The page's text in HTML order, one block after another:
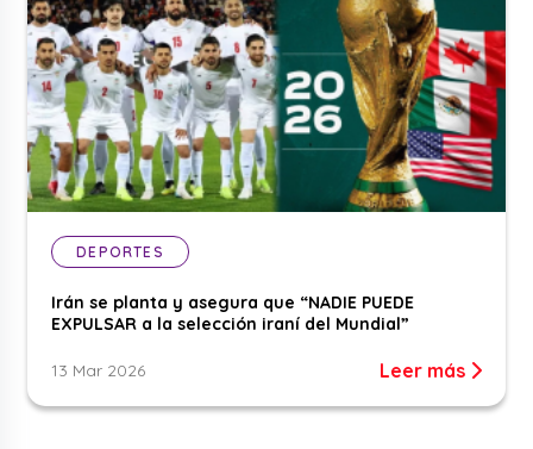
DEPORTES
Irán se planta y asegura que “NADIE PUEDE
EXPULSAR a la selección iraní del Mundial”
13 Mar 2026 Leer más